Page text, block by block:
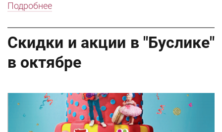
Подробнее
Скидки и акции в "Буслике"
в октябре